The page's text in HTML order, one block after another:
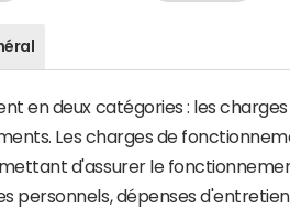
en deux catégories : les
Les charges de
d'assurer le
personnels, dépenses